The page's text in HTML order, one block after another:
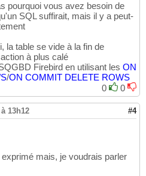
pourquoi vous avez besoin de
SQL suffirait, mais il y a peut-
la table se vide à la fin de
à plus calé
Firebird en utilisant les ON
/ON COMMIT DELETE ROWS
0
0
à 13h12 #4
mais, je voudrais parler